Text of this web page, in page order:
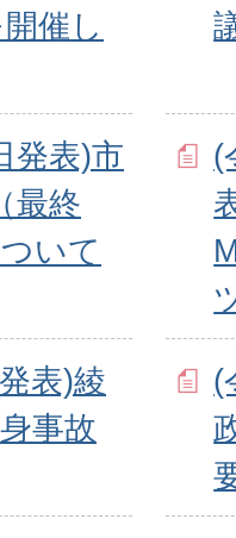
催し
発表)市
最終
いて
(
表)綾
事故
(